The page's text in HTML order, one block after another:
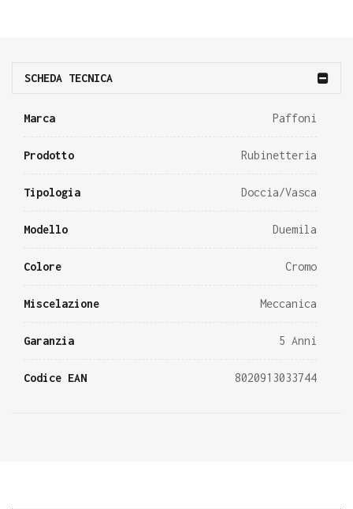
SCHEDA TECNICA
Marca Paffoni
Prodotto Rubinetteria
Tipologia Doccia/Vasca
Modello Duemila
Colore Cromo
Miscelazione Meccanica
Garanzia 5 Anni
Codice EAN 8020913033744